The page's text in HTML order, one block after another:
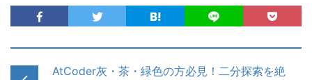
AtCoder灰・茶・緑色の方必見！二分探索を絶